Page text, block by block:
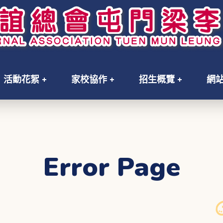
活動花絮 家校協作 招生概覽 網
Error Page